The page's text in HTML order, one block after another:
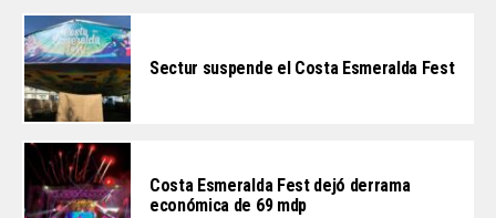
Sectur suspende el Costa Esmeralda Fest
Costa Esmeralda Fest dejó derrama
económica de 69 mdp